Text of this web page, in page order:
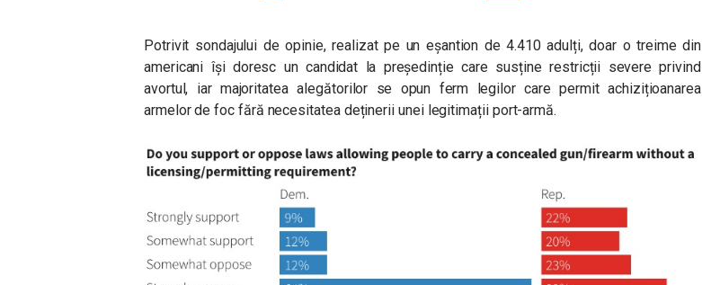
Potrivit sondajului de opinie, realizat pe un eșantion de 4.410 adulți, doar o treime din
americani își doresc un candidat la președinție care susține restricții severe privind
avortul, iar majoritatea alegătorilor se opun ferm legilor care permit achizițioanarea
armelor de foc fără necesitatea deținerii unei legitimații port-armă.